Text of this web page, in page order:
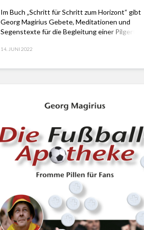
Im Buch „Schritt für Schritt zum Horizont“ gibt
Georg Magirius Gebete, Meditationen und
Segenstexte für die Begleitung einer Pilgertour.
14. JUNI 2022